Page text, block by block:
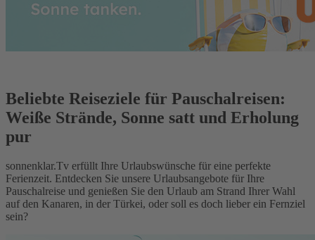
Beliebte Reiseziele für Pauschalreisen:
Weiße Strände, Sonne satt und Erholung
pur
sonnenklar.Tv erfüllt Ihre Urlaubswünsche für eine perfekte
Ferienzeit. Entdecken Sie unsere Urlaubsangebote für Ihre
Pauschalreise und genießen Sie den Urlaub am Strand Ihrer Wahl
auf den Kanaren, in der Türkei, oder soll es doch lieber ein Fernziel
sein?